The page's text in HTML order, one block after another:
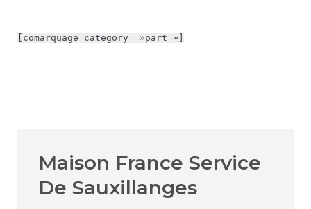
[comarquage category= »part »]
Maison France Service
De Sauxillanges